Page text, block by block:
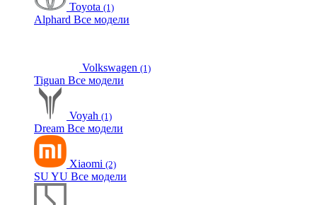
Toyota (1)
Alphard Все модели
Volkswagen (1)
Tiguan Все модели
Voyah (1)
Dream Все модели
Xiaomi (2)
SUYU Все модели